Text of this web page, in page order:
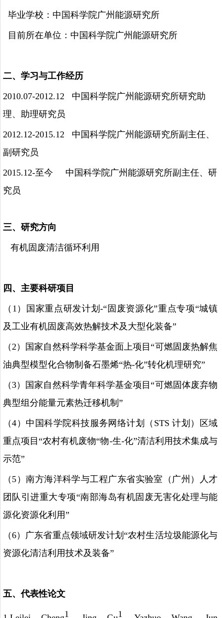
毕业学校：中国科学院广州能源研究所
目前所在单位：中国科学院广州能源研究所
二、学习与工作经历
2010.07-2012.12
中国科学院广州能源研究所研究助
理、助理研究员
2012.12-2015.12
中国科学院广州能源研究所副主任、
副研究员
2015.12-至今
中国科学院广州能源研究所副主任、研
究员
三、研究方向
有机固废清洁循环利用
四、主要科研项目
（ 1 ）国家重点研发计划-“固废资源化”重点专项“城镇
及工业有机固废高效热解技术及大型化装备”
（ 2 ）国家自然科学科学基金面上项目“可燃固废热解焦
油典型模型化合物制备石墨烯“热-化”转化机理研究”
（3）国家自然科学青年科学基金项目“可燃固体废弃物
典型组分能量元素热迁移机制”
（4 ）中国科学院科技服务网络计划（ STS计划）区域
重点项目“农村有机废物“物-生-化”清洁利用技术集成与
示范”
（ 5 ）南方海洋科学与工程广东省实验室（广州）人才
团队引进重大专项“南部海岛有机固废无害化处理与能
源化资源化利用”
（6）广东省重点领域研发计划“农村生活垃圾能源化与
资源化清洁利用技术及装备”
五、代表性论文
1 1